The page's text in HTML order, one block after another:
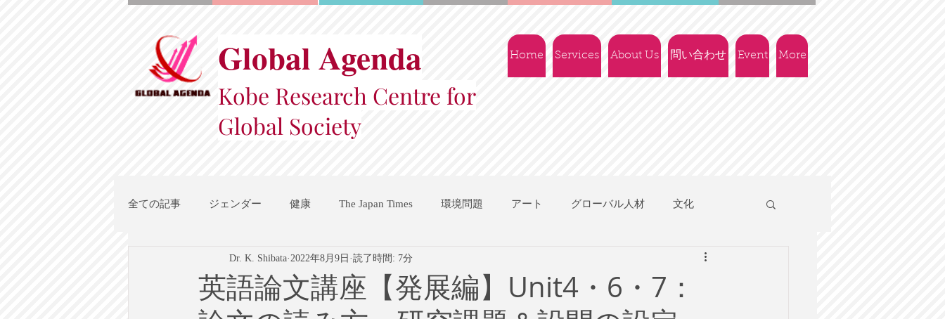
Global Agenda
Kobe Research Centre for
Global Society
Home Services About Us 問い合わせ Event More
全ての記事 ジェンダー 健康 The Japan Times 環境問題 アート グローバル人材 文化
地域都市政策 国際機関 地域振興 社会政策
テクノロジー 政治 ビジネス リスク ブランド 新型コロナウイルス
英語論文講座【発展編】Unit4・6・7：
Dr. K. Shibata 2022年8月9日 読了時間: 7分